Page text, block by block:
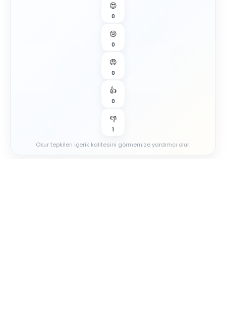
😍
0
😢
0
😡
0
👍
0
👎
1
Okur tepkileri içerik kalitesini görmemize yardımcı olur.